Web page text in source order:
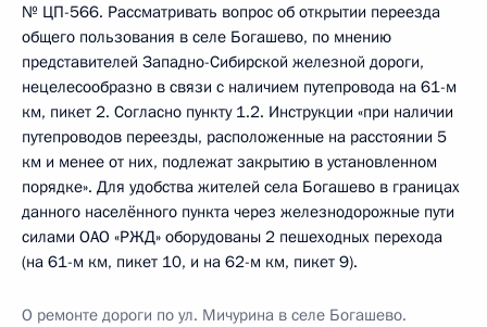
№ ЦП-566. Рассматривать вопрос об открытии переезда
общего пользования в селе Богашево, по мнению
представителей Западно-Сибирской железной дороги,
нецелесообразно в связи с наличием путепровода на 61-м
км, пикет 2. Согласно пункту 1.2. Инструкции «при наличии
путепроводов переезды, расположенные на расстоянии 5
км и менее от них, подлежат закрытию в установленном
порядке». Для удобства жителей села Богашево в границах
данного населённого пункта через железнодорожные пути
силами ОАО «РЖД» оборудованы 2 пешеходных перехода
(на 61-м км, пикет 10, и на 62-м км, пикет 9).
О ремонте дороги по ул. Мичурина в селе Богашево.